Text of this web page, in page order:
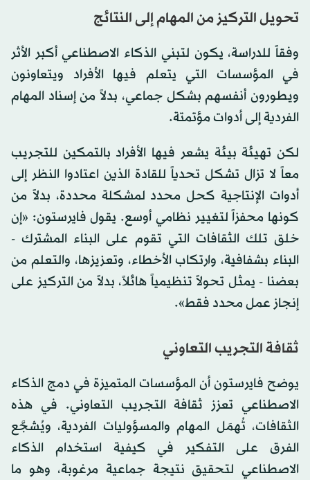
تحويل التركيز من المهام إلى النتائج
وفقاً للدراسة، يكون لتبني الذكاء الاصطناعي أكبر الأثر
في المؤسسات التي يتعلم فيها الأفراد ويتعاونون
ويطورون أنفسهم بشكل جماعي، بدلاً من إسناد المهام
الفردية إلى أدوات مؤتمتة.
لكن تهيئة بيئة يشعر فيها الأفراد بالتمكين للتجريب
معاً لا تزال تشكل تحدياً للقادة الذين اعتادوا النظر إلى
أدوات الإنتاجية كحل محدد لمشكلة محددة، بدلاً من
كونها محفزاً لتغيير نظامي أوسع. يقول فايرستون: «إن
خلق تلك الثقافات التي تقوم على البناء المشترك -
البناء بشفافية، وارتكاب الأخطاء، وتعزيزها، والتعلم من
بعضنا - يمثل تحولاً تنظيمياً هائلاً، بدلاً من التركيز على
إنجاز عمل محدد فقط».
ثقافة التجريب التعاوني
يوضح فايرستون أن المؤسسات المتميزة في دمج الذكاء
الاصطناعي تعزز ثقافة التجريب التعاوني. في هذه
الثقافات، تُهمَل المهام والمسؤوليات الفردية، ويُشجَّع
الفرق على التفكير في كيفية استخدام الذكاء
الاصطناعي لتحقيق نتيجة جماعية مرغوبة، وهو ما